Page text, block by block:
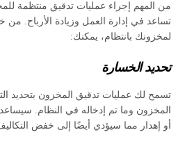
من المهم إجراء عمليات تدقيق منتظمة
تساعد في إدارة العمل وزيادة الأرباح.
لمخزونك بانتظام، يمكنك:
تحديد الخسارة
تسمح لك عمليات تدقيق المخزون بتحديد
المخزون وما تم إدخاله في النظام.
أو إهدار مما سيؤدي أيضًا إلى خفض التكاليف